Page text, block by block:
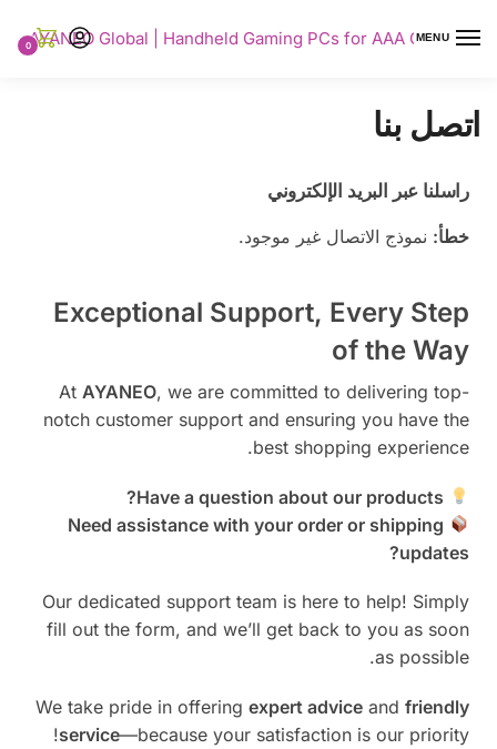
MENU
AYANEO Global | Handheld Gaming PCs for AAA Gaming
0
اتصل بنا
راسلنا عبر البريد الإلكتروني
خطأ: نموذج الاتصال غير موجود.
Exceptional Support, Every Step
of the Way
At AYANEO, we are committed to delivering top-
notch customer support and ensuring you have the
best shopping experience.
Have a question about our products?
Need assistance with your order or shipping
updates?
Our dedicated support team is here to help! Simply
fill out the form, and we’ll get back to you as soon
as possible.
We take pride in offering expert advice and friendly
service—because your satisfaction is our priority!